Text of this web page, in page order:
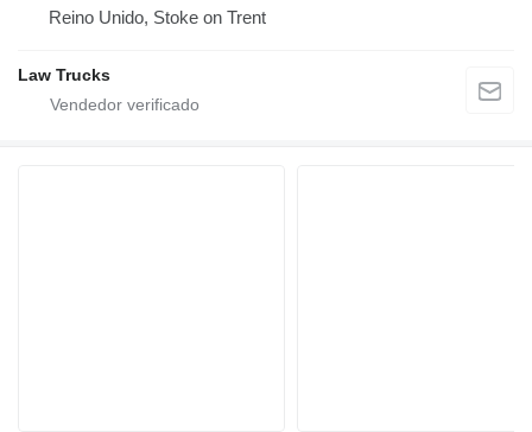
Reino Unido, Stoke on Trent
Law Trucks